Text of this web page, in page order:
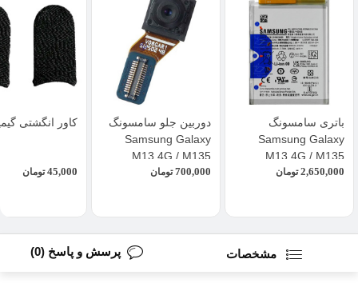
باتری سامسونگ
Samsung Galaxy
M13 4G / M135
2,650,000 تومان
دوربین جلو سامسونگ
Samsung Galaxy
M13 4G / M135
700,000 تومان
کاور انگشتی
45,000 تومان
مشخصات پرسش و پاسخ (0)